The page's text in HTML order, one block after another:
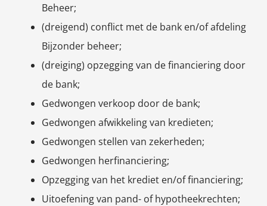
Beheer;
(dreigend) conflict met de bank en/of afdeling
Bijzonder beheer;
(dreiging) opzegging van de financiering door
de bank;
Gedwongen verkoop door de bank;
Gedwongen afwikkeling van kredieten;
Gedwongen stellen van zekerheden;
Gedwongen herfinanciering;
Opzegging van het krediet en/of financiering;
Uitoefening van pand- of hypotheekrechten;